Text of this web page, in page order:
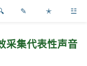
✎ ✭ ☳
采集代表性声音